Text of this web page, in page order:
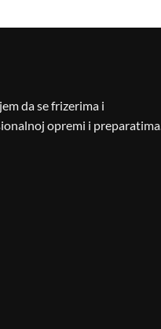
da se frizerima i
opremi i preparatima.